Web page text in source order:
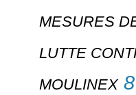
MESURES
LUTTE
MOULINEX 8